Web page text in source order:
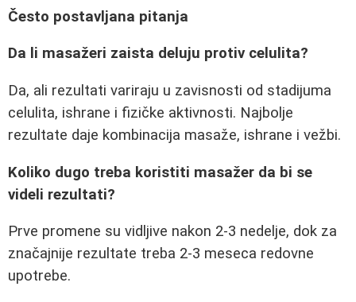
Često postavljana pitanja
Da li masažeri zaista deluju protiv celulita?
Da, ali rezultati variraju u zavisnosti od stadijuma
celulita, ishrane i fizičke aktivnosti. Najbolje
rezultate daje kombinacija masaže, ishrane i vežbi.
Koliko dugo treba koristiti masažer da bi se
videli rezultati?
Prve promene su vidljive nakon 2-3 nedelje, dok za
značajnije rezultate treba 2-3 meseca redovne
upotrebe.